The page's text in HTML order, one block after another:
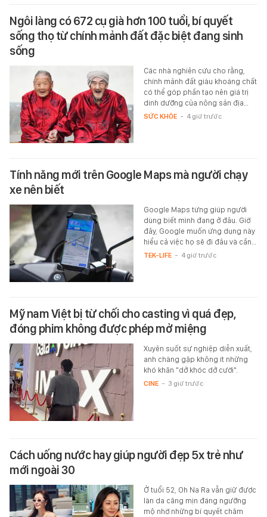
Ngôi làng có 672 cụ già hơn 100 tuổi, bí quyết
sống thọ từ chính mảnh đất đặc biệt đang sinh
sống
Các nhà nghiên cứu cho rằng,
chính mảnh đất giàu khoáng chất
có thể góp phần tạo nên giá trị
dinh dưỡng của nông sản địa…
SỨC KHỎE - 4 giờ trước
Tính năng mới trên Google Maps mà người chạy
xe nên biết
Google Maps từng giúp người
dùng biết mình đang ở đâu. Giờ
đây, Google muốn ứng dụng này
hiểu cả việc họ sẽ đi đâu và cần…
TEK-LIFE - 4 giờ trước
Mỹ nam Việt bị từ chối cho casting vì quá đẹp,
đóng phim không được phép mở miệng
Xuyên suốt sự nghiệp diễn xuất,
anh chàng gặp không ít những
khó khăn "dở khóc dở cười".
CINE - 3 giờ trước
Cách uống nước hay giúp người đẹp 5x trẻ như
mới ngoài 30
Ở tuổi 52, Oh Na Ra vẫn giữ được
làn da căng mịn đáng ngưỡng
mộ nhờ những bí quyết chăm